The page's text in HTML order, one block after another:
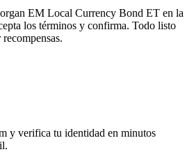
EM Local Currency Bond ET en la
los términos y confirma. Todo listo
y verifica tu identidad en minutos